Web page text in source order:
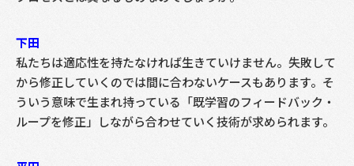
下田
私たちは適応性を持たなければ生きていけません。失敗して
から修正していくのでは間に合わないケースもあります。そ
ういう意味で生まれ持っている「既学習のフィードバック・
ループを修正」しながら合わせていく技術が求められます。